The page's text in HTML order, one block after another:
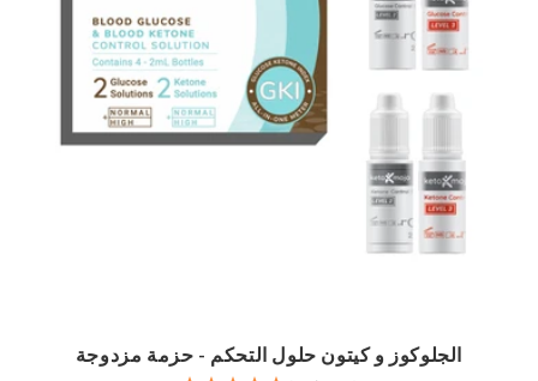
الجلوكوز و كيتون حلول التحكم - حزمة مزدوجة